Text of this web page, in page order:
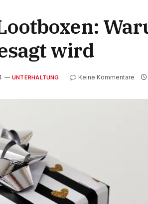
wird
UNTERHALTUNG Keine Kommentare